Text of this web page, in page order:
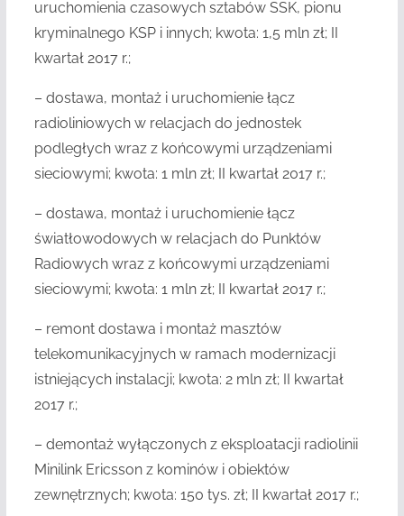
uruchomienia czasowych sztabów SSK, pionu
kryminalnego KSP i innych; kwota: 1,5 mln zł; II
kwartał 2017 r.;
– dostawa, montaż i uruchomienie łącz
radioliniowych w relacjach do jednostek
podległych wraz z końcowymi urządzeniami
sieciowymi; kwota: 1 mln zł; II kwartał 2017 r.;
– dostawa, montaż i uruchomienie łącz
światłowodowych w relacjach do Punktów
Radiowych wraz z końcowymi urządzeniami
sieciowymi; kwota: 1 mln zł; II kwartał 2017 r.;
– remont dostawa i montaż masztów
telekomunikacyjnych w ramach modernizacji
istniejących instalacji; kwota: 2 mln zł; II kwartał
2017 r.;
– demontaż wyłączonych z eksploatacji radiolinii
Minilink Ericsson z kominów i obiektów
zewnętrznych; kwota: 150 tys. zł; II kwartał 2017 r.;